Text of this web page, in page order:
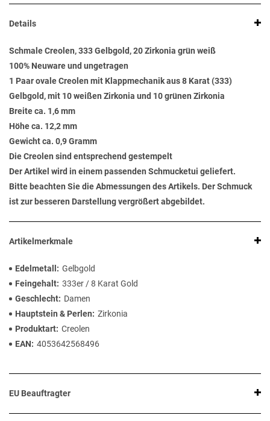
Details
Schmale Creolen, 333 Gelbgold, 20 Zirkonia grün weiß
100% Neuware und ungetragen
1 Paar ovale Creolen mit Klappmechanik aus 8 Karat (333)
Gelbgold, mit 10 weißen Zirkonia und 10 grünen Zirkonia
Breite ca. 1,6 mm
Höhe ca. 12,2 mm
Gewicht ca. 0,9 Gramm
Die Creolen sind entsprechend gestempelt
Der Artikel wird in einem passenden Schmucketui geliefert.
Bitte beachten Sie die Abmessungen des Artikels. Der Schmuck
ist zur besseren Darstellung vergrößert abgebildet.
Artikelmerkmale
Edelmetall
Gelbgold
Feingehalt 333er / 8 Karat Gold
Geschlecht
Damen
Hauptstein & Perlen
Zirkonia
Produktart Creolen
EAN
4053642568496
EU Beauftragter